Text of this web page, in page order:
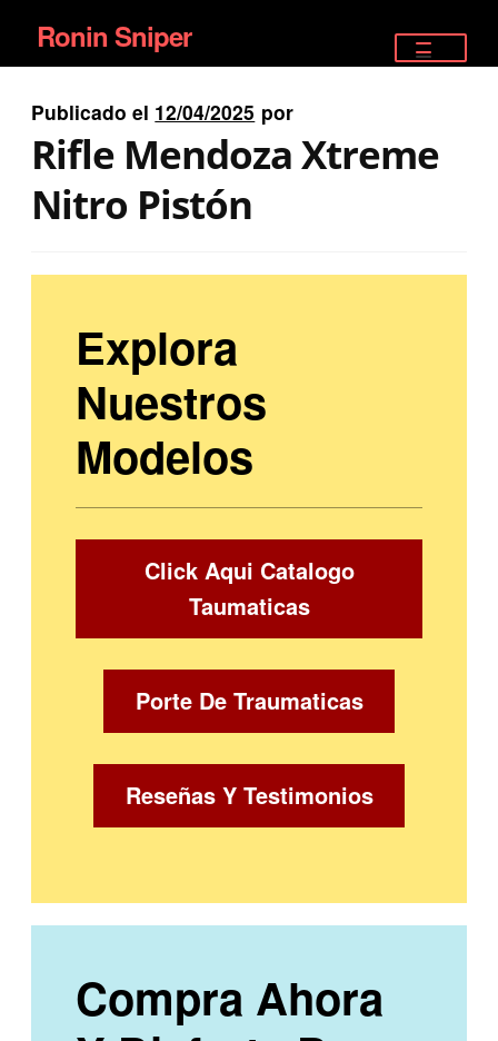
Ir
a
la
navegación
Ir
al
contenido
Ronin Sniper
EQUIPAMIENTO ÉLITE
PISTOLAS
Publicado el 12/04/2025 por
Rifle Mendoza Xtreme
Nitro Pistón
Explora
Nuestros
Modelos
Click Aqui Catalogo
Taumaticas
Porte De Traumaticas
Reseñas Y Testimonios
Compra Ahora